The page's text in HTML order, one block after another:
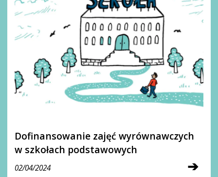
Dofinansowanie zajęć wyrównawczych
w szkołach podstawowych
➔
02/04/2024